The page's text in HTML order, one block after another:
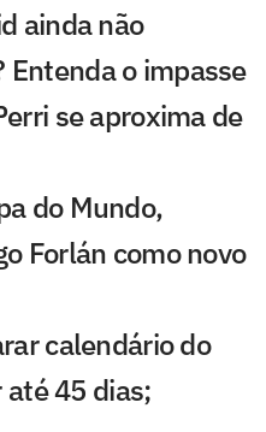
ainda não
Entenda o impasse
se aproxima de
do Mundo,
Forlán como novo
calendário do
45 dias;